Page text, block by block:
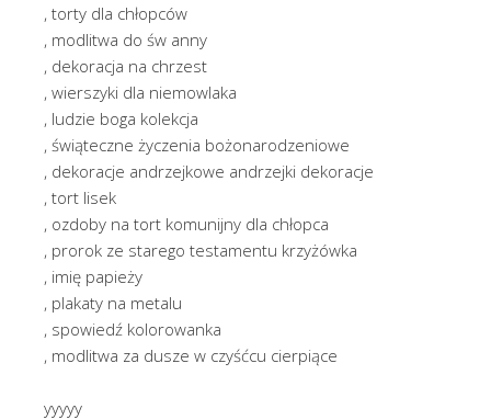
, torty dla chłopców
, modlitwa do św anny
, dekoracja na chrzest
, wierszyki dla niemowlaka
, ludzie boga kolekcja
, świąteczne życzenia bożonarodzeniowe
, dekoracje andrzejkowe andrzejki dekoracje
, tort lisek
, ozdoby na tort komunijny dla chłopca
, prorok ze starego testamentu krzyżówka
, imię papieży
, plakaty na metalu
, spowiedź kolorowanka
, modlitwa za dusze w czyśćcu cierpiące
yyyyy